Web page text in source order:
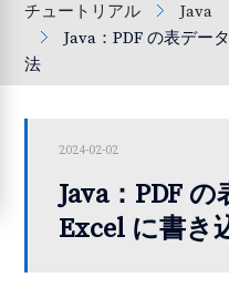
チュートリアル Java
Java：PDF の表デー
法
2024-02-02
Java：PDF
Excel に書き